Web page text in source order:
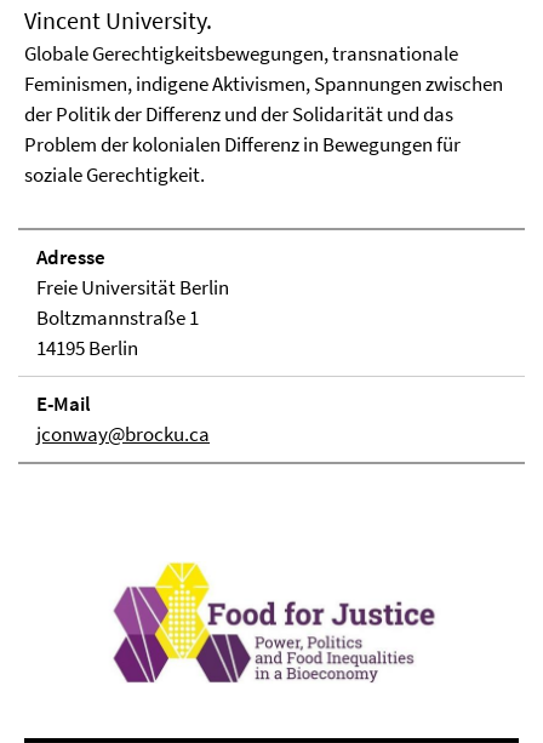
Vincent University.
Globale Gerechtigkeitsbewegungen, transnationale
Feminismen, indigene Aktivismen, Spannungen zwischen
der Politik der Differenz und der Solidarität und das
Problem der kolonialen Differenz in Bewegungen für
soziale Gerechtigkeit.
Adresse
Freie Universität Berlin
Boltzmannstraße 1
14195 Berlin
E-Mail
jconway@brocku.ca